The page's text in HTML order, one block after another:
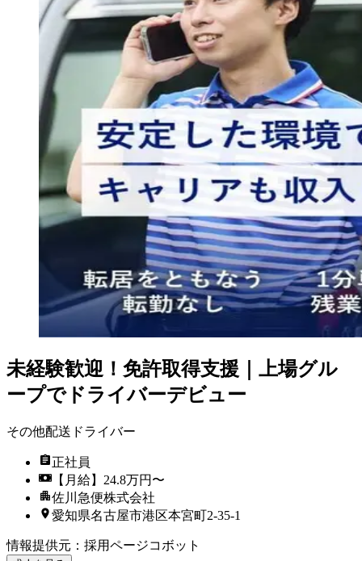
未経験歓迎！免許取得支援｜上場グル
ープでドライバーデビュー
その他配送ドライバー
正社員
【月給】24.8万円〜
佐川急便株式会社
愛知県名古屋市港区本宮町2-35-1
情報提供元 ： 採用ページコボット